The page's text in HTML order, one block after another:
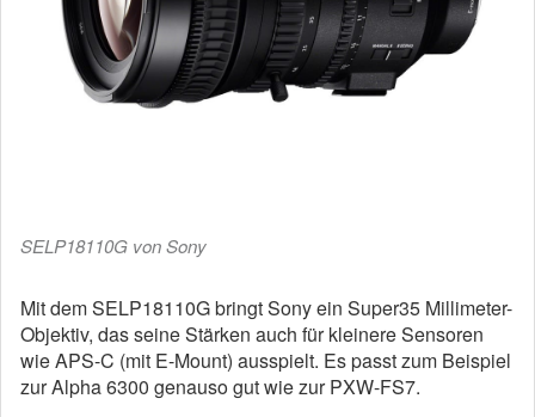
SELP18110G von Sony
Mit dem SELP18110G bringt Sony ein Super35 Millimeter-
Objektiv, das seine Stärken auch für kleinere Sensoren
wie APS-C (mit E-Mount) ausspielt. Es passt zum Beispiel
zur Alpha 6300 genauso gut wie zur PXW-FS7.